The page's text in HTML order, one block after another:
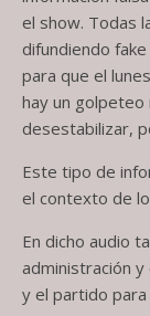
el show. Todas
difundiendo
para que el
hay un
desestabilizar,
Este tipo de
el contexto de
En dicho audio
administración
y el partido